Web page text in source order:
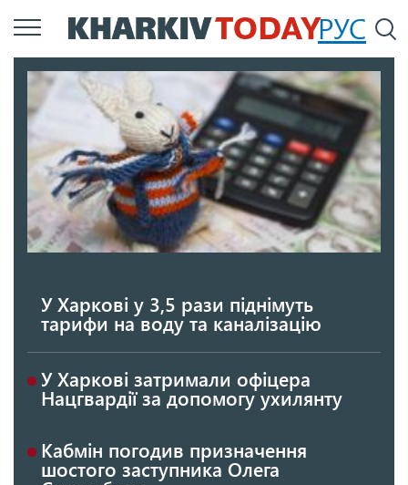
Перейти
до
вмісту
РУС
У Харкові у 3,5 рази піднімуть
тарифи на воду та каналізацію
У Харкові затримали офіцера
Нацгвардії за допомогу ухилянту
Кабмін погодив призначення
шостого заступника Олега